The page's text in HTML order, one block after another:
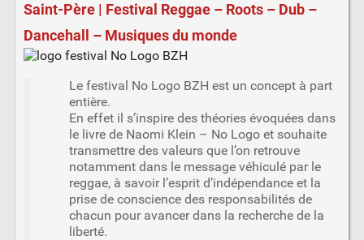
Saint-Père | Festival Reggae – Roots – Dub –
Dancehall – Musiques du monde
Le festival No Logo BZH est un concept à part
entière.
En effet il s’inspire des théories évoquées dans
le livre de Naomi Klein – No Logo et souhaite
transmettre des valeurs que l’on retrouve
notamment dans le message véhiculé par le
reggae, à savoir l’esprit d’indépendance et la
prise de conscience des responsabilités de
chacun pour avancer dans la recherche de la
liberté.